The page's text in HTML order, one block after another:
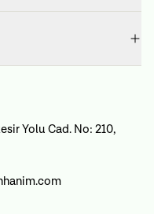
Yolu Cad. No: 210,